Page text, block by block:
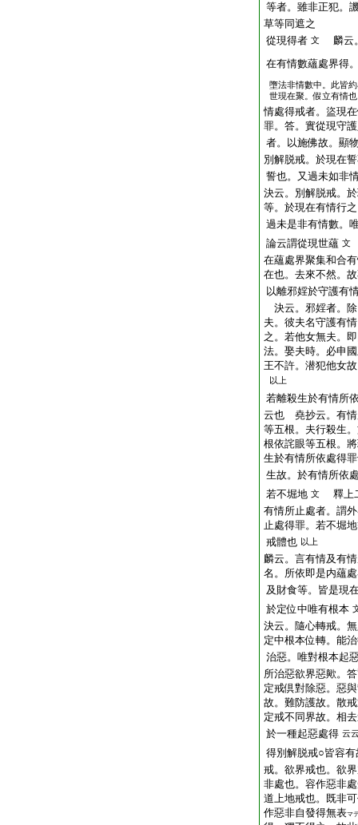
等者。雖非正犯。
草等同遮之
從現得者 文
麟云
在有情數蘊處界得
墮法非情數中。此皆
世現在聚。假立有情
情處得戒者。盜現
罪。答。實從現守
者。以施佛故。顯
別解脱戒。於現在
誓也。又過未如非
決云。別解脱戒。
等。於現在有情行
過未是非有情數。
論云謂從現世蘊 文
在蘊處界聚集和合
在也。去來不然。
以離邪婬於守護有
決云。邪婬者。
夫。彼夫名守護有
之。若他女無夫。
法。娶夫時。必申
王不許。潜犯他女
以上
若離殺生於有情所
云也 堯抄云。有情
等五根。夫行殺生
根依詫眼等五根。
生於有情所依處得
生故。於有情所依
若不堀地 文
釋上
有情所止處者。謂
止處得罪。若不堀
戒體也 以上
麟云。言有情及有
名。所依即是内蘊
及財食等。皆是現
於定位中唯有根本
決云。隨心轉戒。
定中根本位轉。能
治惡。唯對根本起
所治惡欲界惡歟。
定戒倶對除惡。惡
故。難防護故。散
定戒不同界故。相
於一種起惡處得 云
得別解脱戒○皆容有
戒。欲界戒也。欲
非處也。容作惡非
道上地戒也。既非
作惡非自發得無表マ